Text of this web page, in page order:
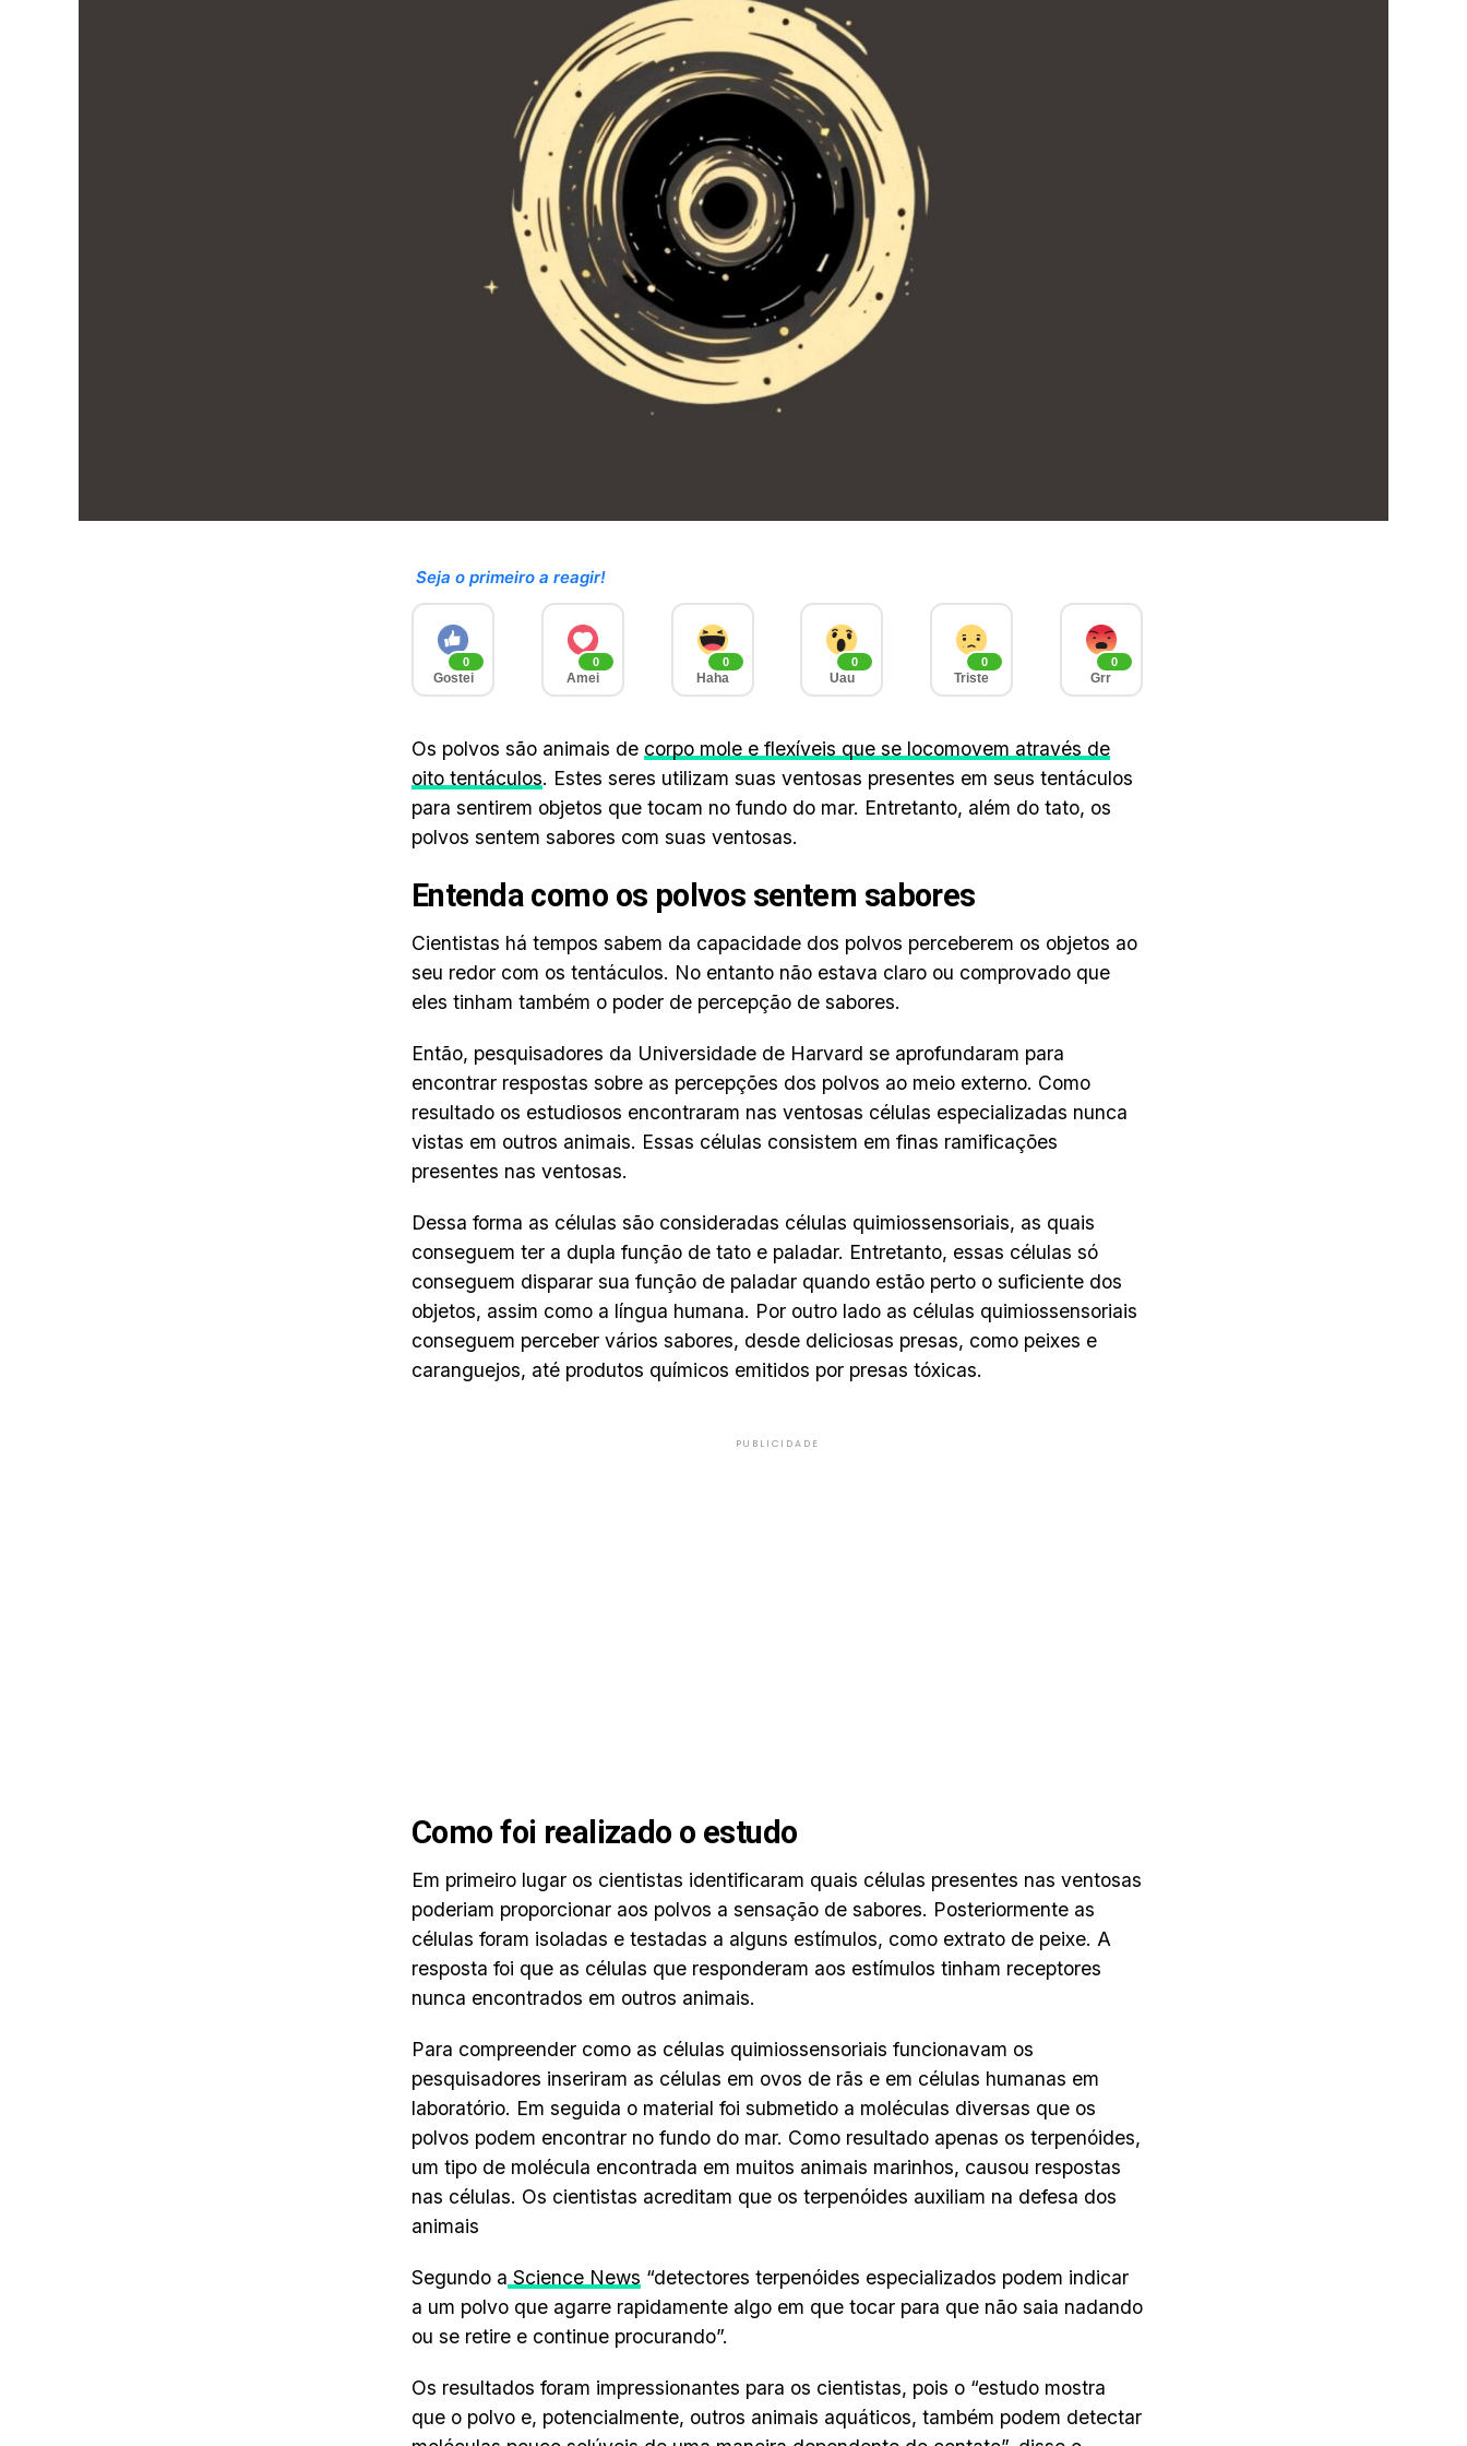
Seja o primeiro a reagir!
0
Gostei
0
Amei
0
Haha
0
Uau
0
Triste
0
Grr
Os polvos são animais de corpo mole e flexíveis que se locomovem através de
oito tentáculos. Estes seres utilizam suas ventosas presentes em seus tentáculos
para sentirem objetos que tocam no fundo do mar. Entretanto, além do tato, os
polvos sentem sabores com suas ventosas.
Entenda como os polvos sentem sabores
Cientistas há tempos sabem da capacidade dos polvos perceberem os objetos ao
seu redor com os tentáculos. No entanto não estava claro ou comprovado que
eles tinham também o poder de percepção de sabores.
Então, pesquisadores da Universidade de Harvard se aprofundaram para
encontrar respostas sobre as percepções dos polvos ao meio externo. Como
resultado os estudiosos encontraram nas ventosas células especializadas nunca
vistas em outros animais. Essas células consistem em finas ramificações
presentes nas ventosas.
Dessa forma as células são consideradas células quimiossensoriais, as quais
conseguem ter a dupla função de tato e paladar. Entretanto, essas células só
conseguem disparar sua função de paladar quando estão perto o suficiente dos
objetos, assim como a língua humana. Por outro lado as células quimiossensoriais
conseguem perceber vários sabores, desde deliciosas presas, como peixes e
caranguejos, até produtos químicos emitidos por presas tóxicas.
PUBLICIDADE
Como foi realizado o estudo
Em primeiro lugar os cientistas identificaram quais células presentes nas ventosas
poderiam proporcionar aos polvos a sensação de sabores. Posteriormente as
células foram isoladas e testadas a alguns estímulos, como extrato de peixe. A
resposta foi que as células que responderam aos estímulos tinham receptores
nunca encontrados em outros animais.
Para compreender como as células quimiossensoriais funcionavam os
pesquisadores inseriram as células em ovos de rãs e em células humanas em
laboratório. Em seguida o material foi submetido a moléculas diversas que os
polvos podem encontrar no fundo do mar. Como resultado apenas os terpenóides,
um tipo de molécula encontrada em muitos animais marinhos, causou respostas
nas células. Os cientistas acreditam que os terpenóides auxiliam na defesa dos
animais
Segundo a Science News “detectores terpenóides especializados podem indicar
a um polvo que agarre rapidamente algo em que tocar para que não saia nadando
ou se retire e continue procurando”.
Os resultados foram impressionantes para os cientistas, pois o “estudo mostra
que o polvo e, potencialmente, outros animais aquáticos, também podem detectar